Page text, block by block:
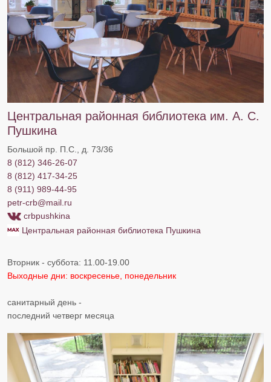
Центральная районная библиотека им. А. С.
Пушкина
Большой пр. П.С., д. 73/36
8 (812) 346-26-07
8 (812) 417-34-25
8 (911) 989-44-95
petr-crb@mail.ru
crbpushkina
Центральная районная библиотека Пушкина
Вторник - суббота: 11.00-19.00
Выходные дни: воскресенье, понедельник
санитарный день -
последний четверг месяца